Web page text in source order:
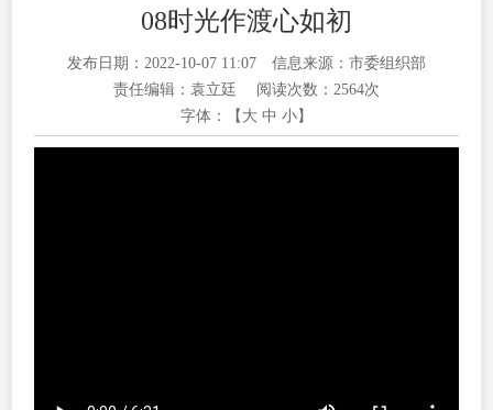
08时光作渡心如初
发布日期：2022-10-07 11:07
信息来源：市委组织部
责任编辑：袁立廷
阅读次数： 2564次
字体：【 大 中 小 】